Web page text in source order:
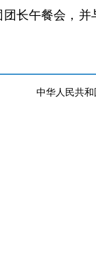
长午餐会，
中华人民共